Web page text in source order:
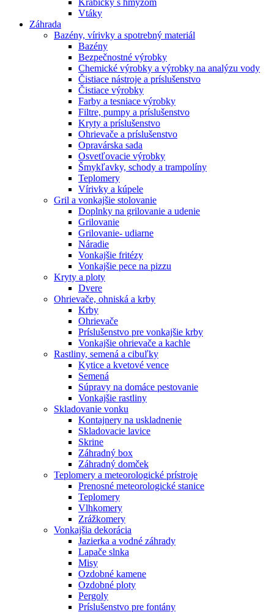
Vtáky
Záhrada
Bazény, vírivky a spotrebný materiál
Bazény
Bezpečnostné výrobky
Chemické výrobky a výrobky na analýzu vody
Čistiace nástroje a príslušenstvo
Čistiace výrobky
Farby a tesniace výrobky
Filtre, pumpy a príslušenstvo
Kryty a príslušenstvo
Ohrievače a príslušenstvo
Opravárska sada
Osvetľovacie výrobky
Šmykľavky, schody a trampolíny
Teplomery
Vírivky a kúpele
Gril a vonkajšie stolovanie
Doplnky na grilovanie a udenie
Grilovanie
Grilovanie- udiarne
Náradie
Vonkajšie fritézy
Vonkajšie pece na pizzu
Kryty a ploty
Dvere
Ohrievače, ohniská a krby
Krby
Ohrievače
Príslušenstvo pre vonkajšie krby
Vonkajšie ohrievače a kachle
Rastliny, semená a cibuľky
Kytice a kvetové vence
Semená
Súpravy na domáce pestovanie
Vonkajšie rastliny
Skladovanie vonku
Kontajnery na uskladnenie
Skladovacie lavice
Skrine
Záhradný box
Záhradný domček
Teplomery a meteorologické prístroje
Prenosné meteorologické stanice
Teplomery
Vlhkomery
Zrážkomery
Vonkajšia dekorácia
Jazierka a vodné záhrady
Lapače slnka
Misy
Ozdobné kamene
Ozdobné ploty
Pergoly
Príslušenstvo pre fontány